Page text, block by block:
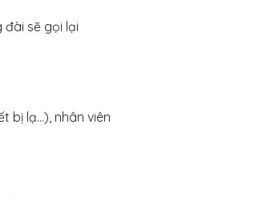
đài sẽ gọi lại
bị lạ…), nhân viên